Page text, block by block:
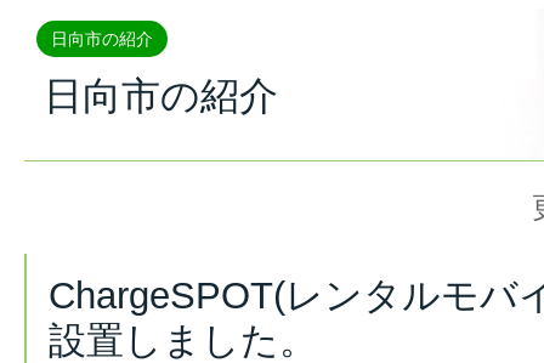
日向市の紹介
日向市の紹介
ChargeSPOT(レンタルモバ
設置しました。